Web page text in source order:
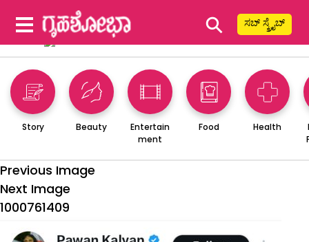
⚲ ಸಬ್ ಸ್ಕ್ರೈಬ್
Story Beauty
Entertain
ment
Food Health
Previous Image
Next Image
1000761409